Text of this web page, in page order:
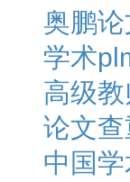
奥鹏
学术
高级
论文
中国